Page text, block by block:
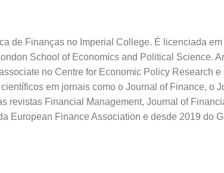
de Finanças no Imperial College. É licenciada
School of Economics and Political Science.
no Centre for Economic Policy Research
em jornais como o Journal of Finance, o
revistas Financial Management, Journal of
European Finance Association e desde 2019 do